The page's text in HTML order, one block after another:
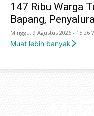
147 Ribu Warga
Bapang,
Minggu, 9 Agustus 2026 - 15:26
Muat lebih banyak